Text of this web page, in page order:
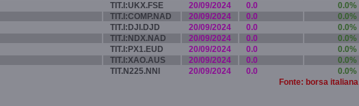
TIT.I:UKX.FSE 20/09/2024 0.0
0.0%
TIT.I:COMP.NAD 20/09/2024 0.0
0.0%
TIT.I:DJI.DJD 20/09/2024 0.0
0.0%
TIT.I:NDX.NAD 20/09/2024 0.0
0.0%
TIT.I:PX1.EUD 20/09/2024 0.0
0.0%
TIT.I:XAO.AUS 20/09/2024 0.0
0.0%
TIT.N225.NNI 20/09/2024 0.0
0.0%
Fonte: borsa italiana